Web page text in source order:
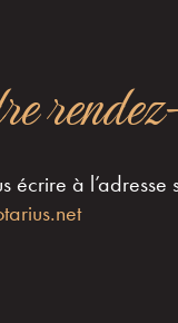
écrire à l’adresse